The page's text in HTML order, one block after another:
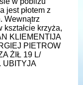
jest płotem z
Wewnątrz
krzyża,
KLIEMENTIJA
PIETROW
ŻIŁ 19 L/
UBITYJA